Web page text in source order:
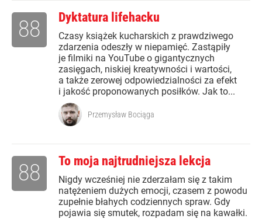
Dyktatura lifehacku
Czasy książek kucharskich z prawdziwego
zdarzenia odeszły w niepamięć. Zastąpiły
je filmiki na YouTube o gigantycznych
zasięgach, niskiej kreatywności i wartości,
a także zerowej odpowiedzialności za efekt
i jakość proponowanych posiłków. Jak to...
88
Przemysław Bociąga
To moja najtrudniejsza lekcja
Nigdy wcześniej nie zderzałam się z takim
natężeniem dużych emocji, czasem z powodu
zupełnie błahych codziennych spraw. Gdy
pojawia się smutek, rozpadam się na kawałki.
88